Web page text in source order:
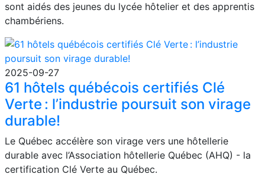
sont aidés des jeunes du lycée hôtelier et des apprentis
chambériens.
2025-09-27
61 hôtels québécois certifiés Clé
Verte : l’industrie poursuit son virage
durable!
Le Québec accélère son virage vers une hôtellerie
durable avec l’Association hôtellerie Québec (AHQ) - la
certification Clé Verte au Québec.